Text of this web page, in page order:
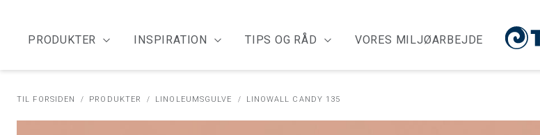
PRODUKTER INSPIRATION TIPS OG RÅD VORES MILJØARBEJDE
TIL FORSIDEN PRODUKTER LINOLEUMSGULVE LINOWALL CANDY 135